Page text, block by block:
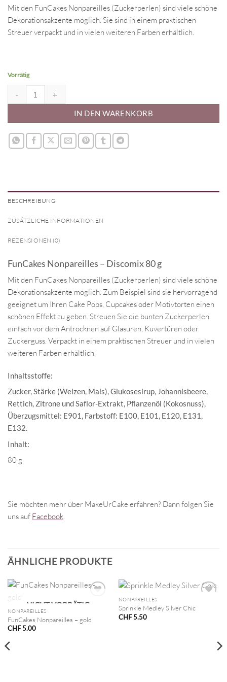
Mit den FunCakes Nonpareilles (Zuckerperlen) sind viele schöne
Dekorationsakzente möglich. Sie sind in einem praktischen
Streuer verpackt und in vielen weiteren Farben erhältlich.
Vorrätig
IN DEN WARENKORB
BESCHREIBUNG
ZUSÄTZLICHE INFORMATIONEN
REZENSIONEN (0)
FunCakes Nonpareilles – Discomix 80 g
Mit den FunCakes Nonpareilles (Zuckerperlen) sind viele schöne
Dekorationsakzente möglich. Zum Beispiel sind sie hervorragend
geeignet um Ihren Cake Pops, Cupcakes oder Motivtorten einen
schönen Effekt zu geben. Streuen Sie die bunten Zuckerperlen
einfach vor dem Antrocknen auf Glasuren, Kuvertüren oder
Zuckerguss. Verpackt in einem praktischen Streuer und in vielen
weiteren Farben erhältlich.
Inhaltsstoffe:
Zucker, Stärke (Weizen, Mais), Glukosesirup, Johannisbeere,
Rettich, Zitrone und Saflor-Extrakt, Pflanzenöl (Kokosnuss),
Überzugsmittel: E901, Farbstoff: E100, E101, E120, E131,
E132.
Inhalt:
80 g
Sie möchten mehr über MakeUrCake erfahren? Dann folgen Sie
uns auf Facebook.
ÄHNLICHE PRODUKTE
NICHT VORRÄTIG
NONPAREILLES
FunCakes Nonpareilles – gold
CHF5.00
NONPAREILLES
Sprinkle Medley Silver Chic
CHF5.50